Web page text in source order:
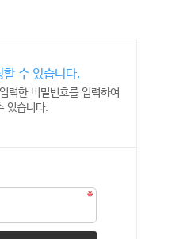
수 있습니다.
력한 비밀번호를 입력하여
있습니다.